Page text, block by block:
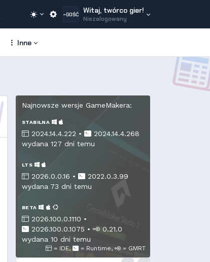
~GOŚĆ Witaj, twórco gier!
Niezalogowany
Inne
Najnowsze wersje GameMakera:
STABILNA
2024.14.4.222 •
2024.14.4.268
wydana 127 dni temu
LTS
2026.0.0.16 •
2022.0.3.99
wydana 73 dni temu
BETA
2026.100.0.1110 •
2026.100.0.1075 •
0.21.0
wydana 10 dni temu
= IDE, = Runtime, = GMRT